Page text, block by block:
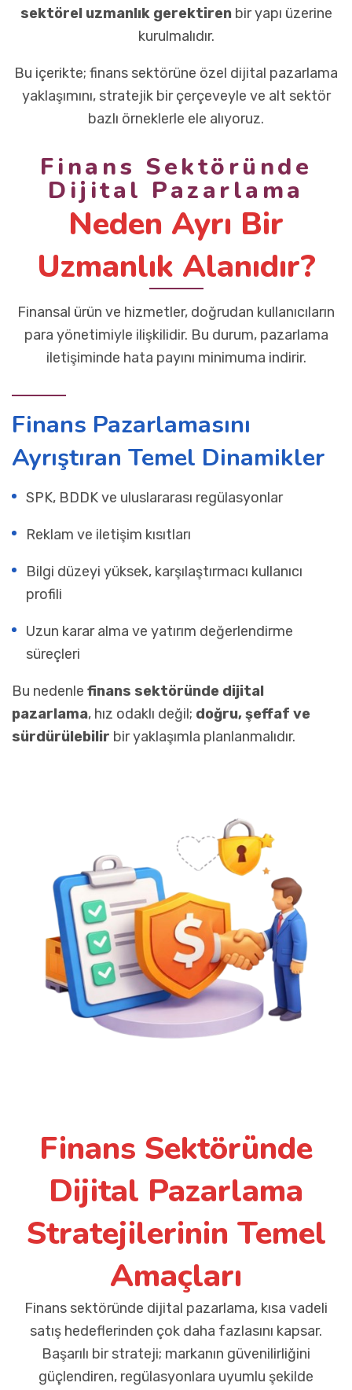
sektörel uzmanlık gerektirenbir yapı üzerine
kurulmalıdır.
Bu içerikte; finans sektörüne özel dijital pazarlama
yaklaşımını, stratejik bir çerçeveyle ve alt sektör
bazlı örneklerle ele alıyoruz.
Finans Sektöründe
Dijital Pazarlama
Neden Ayrı Bir
Uzmanlık Alanıdır?
Finansal ürün ve hizmetler, doğrudan kullanıcıların
para yönetimiyle ilişkilidir. Bu durum, pazarlama
iletişiminde hata payını minimuma indirir.
Finans Pazarlamasını
Ayrıştıran Temel Dinamikler
SPK, BDDK ve uluslararası regülasyonlar
Reklam ve iletişim kısıtları
Bilgi düzeyi yüksek, karşılaştırmacı kullanıcı
profili
Uzun karar alma ve yatırım değerlendirme
süreçleri
Bu nedenle finans sektöründe dijital
pazarlama, hız odaklı değil; doğru, şeffaf ve
sürdürülebilir bir yaklaşımla planlanmalıdır.
Finans Sektöründe
Dijital Pazarlama
Stratejilerinin Temel
Amaçları
Finans sektöründe dijital pazarlama, kısa vadeli
satış hedeflerinden çok daha fazlasını kapsar.
Başarılı bir strateji; markanın güvenilirliğini
güçlendiren, regülasyonlara uyumlu şekilde